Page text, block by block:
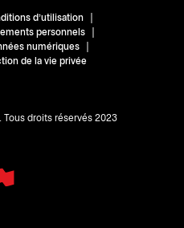
d'utilisation
personnels
numériques
de la vie privée
Tous droits réservés 2023